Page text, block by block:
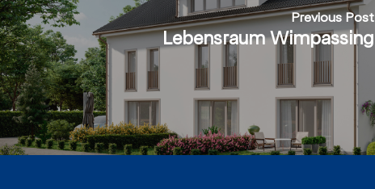
Previous Post
Lebensraum Wimpassing